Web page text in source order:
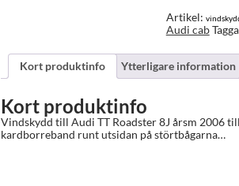
2014
mängd
Artikel:
Audi cab
Kort produktinfo Ytterligare information
Kort produktinfo
Vindskydd till Audi TT Roadster 8J årsm 2006
kardborreband runt utsidan på störtbågarna…